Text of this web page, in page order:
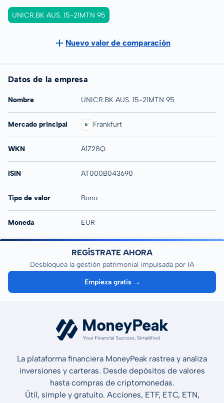
UNICR.BK AUS. 15-21MTN 95
Nuevo valor de comparación
Datos de la empresa
Nombre UNICR.BK AUS. 15-21MTN 95
Mercado principal Frankfurt
WKN A1Z28Q
ISIN AT000B043690
Tipo de valor Bono
Moneda EUR
REGÍSTRATE AHORA
Desbloquea la gestión patrimonial impulsada por IA
Empieza gratis →
La plataforma financiera MoneyPeak rastrea y analiza
inversiones y carteras. Desde depósitos de valores
hasta compras de criptomonedas.
Útil, simple y gratuito. Acciones, ETF, ETC, ETN,